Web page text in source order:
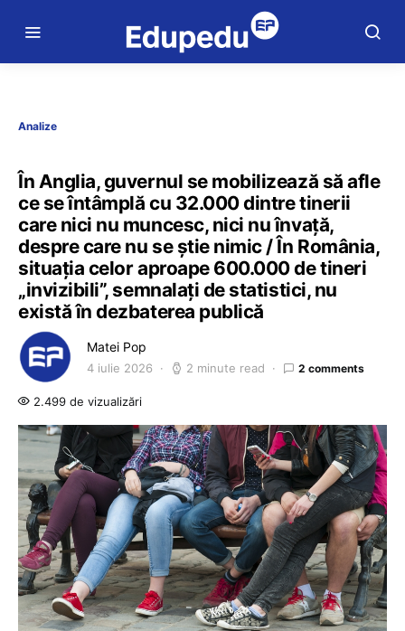
Analize
În Anglia, guvernul se mobilizează să afle
ce se întâmplă cu 32.000 dintre tinerii
care nici nu muncesc, nici nu învață,
despre care nu se știe nimic / În România,
situația celor aproape 600.000 de tineri
„invizibili”, semnalați de statistici, nu
există în dezbaterea publică
Matei Pop
4 iulie 2026 2 minute read 2 comments
2.499 de vizualizări